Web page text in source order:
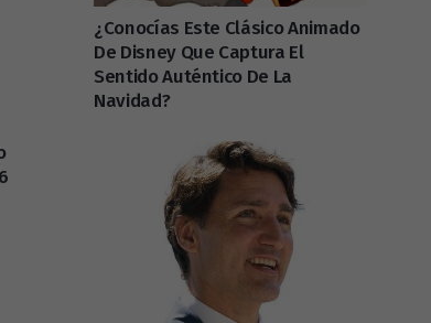
¿Conocías Este Clásico Animado
De Disney Que Captura El
Sentido Auténtico De La
Navidad?